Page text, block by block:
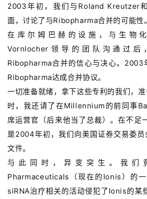
2003年初，我们与Roland Kreutzer
面，讨论了与Ribopharma合并的可能性
在库尔姆巴赫的设施，与生物化
Vornlocher领导的团队沟通过后
Ribopharma合并的信心与决心。2003
Ribopharma达成合并协议。
一切准备就绪，拿下这些专利的我们，
时，我还请了在Millennium的前同事
席运营官（后来他当了总裁）。在不足
是2004年初，我们向美国证券交易委员
文件。
与此同时，异变突生。我们
Pharmaceuticals（现在的Ionis）的
siRNA治疗相关的活动侵犯了Ionis的某